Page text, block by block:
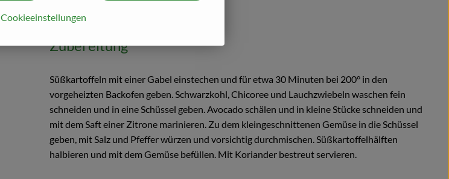
Zubereitung
Süßkartoffeln mit einer Gabel einstechen und für etwa 30 Minuten bei 200° in den
vorgeheizten Backofen geben. Schwarzkohl, Chicoree und Lauchzwiebeln waschen fein
schneiden und in eine Schüssel geben. Avocado schälen und in kleine Stücke schneiden und
mit dem Saft einer Zitrone marinieren. Zu dem kleingeschnittenen Gemüse in die Schüssel
geben, mit Salz und Pfeffer würzen und vorsichtig durchmischen. Süßkartoffelhälften
halbieren und mit dem Gemüse befüllen. Mit Koriander bestreut servieren.
Cookieeinstellungen